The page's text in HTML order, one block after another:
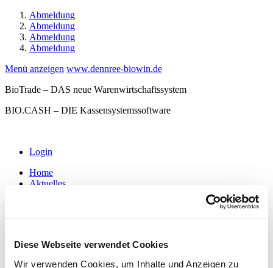
Diese Webseite verwendet Cookies
Wir verwenden Cookies, um Inhalte und Anzeigen zu
Abmeldung
Abmeldung
Abmeldung
Abmeldung
Menü anzeigen www.dennree-biowin.de
BioTrade – DAS neue Warenwirtschaftssystem
BIO.CASH – DIE Kassensystemssoftware
Login
Home
Aktuelles
BIO.WIN
Waagenkommunikation
Hardware